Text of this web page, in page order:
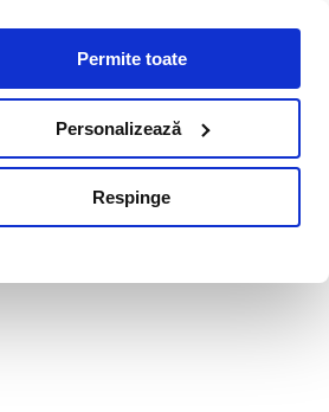
Permite toate
Personalizează
Respinge